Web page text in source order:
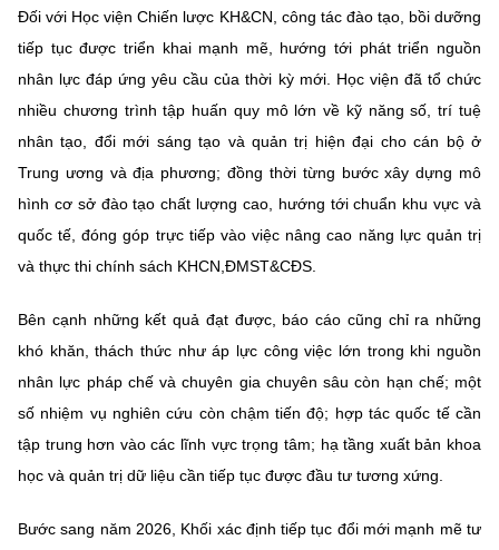
Đối với Học viện Chiến lược KH&CN, công tác đào tạo, bồi dưỡng
tiếp tục được triển khai mạnh mẽ, hướng tới phát triển nguồn
nhân lực đáp ứng yêu cầu của thời kỳ mới. Học viện đã tổ chức
nhiều chương trình tập huấn quy mô lớn về kỹ năng số, trí tuệ
nhân tạo, đổi mới sáng tạo và quản trị hiện đại cho cán bộ ở
Trung ương và địa phương; đồng thời từng bước xây dựng mô
hình cơ sở đào tạo chất lượng cao, hướng tới chuẩn khu vực và
quốc tế, đóng góp trực tiếp vào việc nâng cao năng lực quản trị
và thực thi chính sách KHCN,ĐMST&CĐS.
Bên cạnh những kết quả đạt được, báo cáo cũng chỉ ra những
khó khăn, thách thức như áp lực công việc lớn trong khi nguồn
nhân lực pháp chế và chuyên gia chuyên sâu còn hạn chế; một
số nhiệm vụ nghiên cứu còn chậm tiến độ; hợp tác quốc tế cần
tập trung hơn vào các lĩnh vực trọng tâm; hạ tầng xuất bản khoa
học và quản trị dữ liệu cần tiếp tục được đầu tư tương xứng.
Bước sang năm 2026, Khối xác định tiếp tục đổi mới mạnh mẽ tư